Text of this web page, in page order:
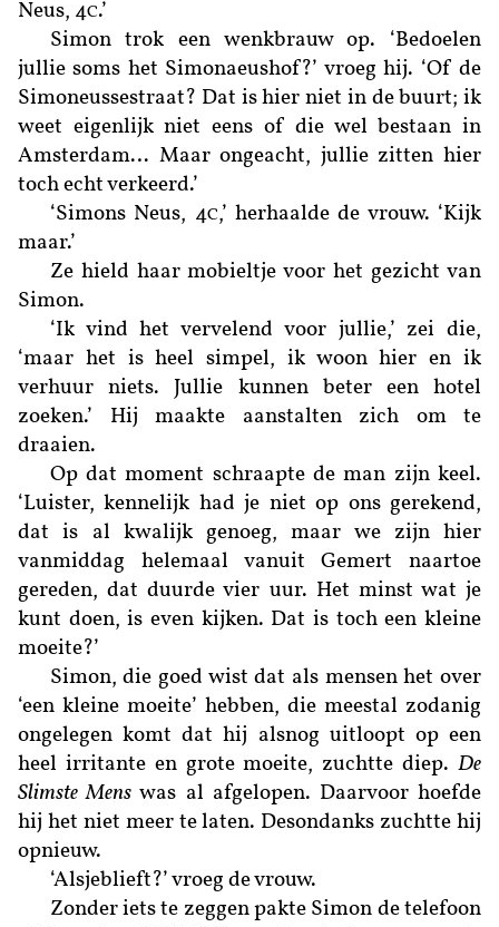
Neus, 4C.’
Simon trok een wenkbrauw op. ‘Bedoelen
jullie soms het Simonaeushof?’ vroeg hij. ‘Of de
Simoneussestraat? Dat is hier niet in de buurt; ik
weet eigenlijk niet eens of die wel bestaan in
Amsterdam… Maar ongeacht, jullie zitten hier
toch echt verkeerd.’
‘Simons Neus, 4C,’ herhaalde de vrouw. ‘Kijk
maar.’
Ze hield haar mobieltje voor het gezicht van
Simon.
‘Ik vind het vervelend voor jullie,’ zei die,
‘maar het is heel simpel, ik woon hier en ik
verhuur niets. Jullie kunnen beter een hotel
zoeken.’ Hij maakte aanstalten zich om te
draaien.
Op dat moment schraapte de man zijn keel.
‘Luister, kennelijk had je niet op ons gerekend,
dat is al kwalijk genoeg, maar we zijn hier
vanmiddag helemaal vanuit Gemert naartoe
gereden, dat duurde vier uur. Het minst wat je
kunt doen, is even kijken. Dat is toch een kleine
moeite?’
Simon, die goed wist dat als mensen het over
‘een kleine moeite’ hebben, die meestal zodanig
ongelegen komt dat hij alsnog uitloopt op een
heel irritante en grote moeite, zuchtte diep. De
Slimste Mens was al afgelopen. Daarvoor hoefde
hij het niet meer te laten. Desondanks zuchtte hij
opnieuw.
‘Alsjeblieft?’ vroeg de vrouw.
Zonder iets te zeggen pakte Simon de telefoon